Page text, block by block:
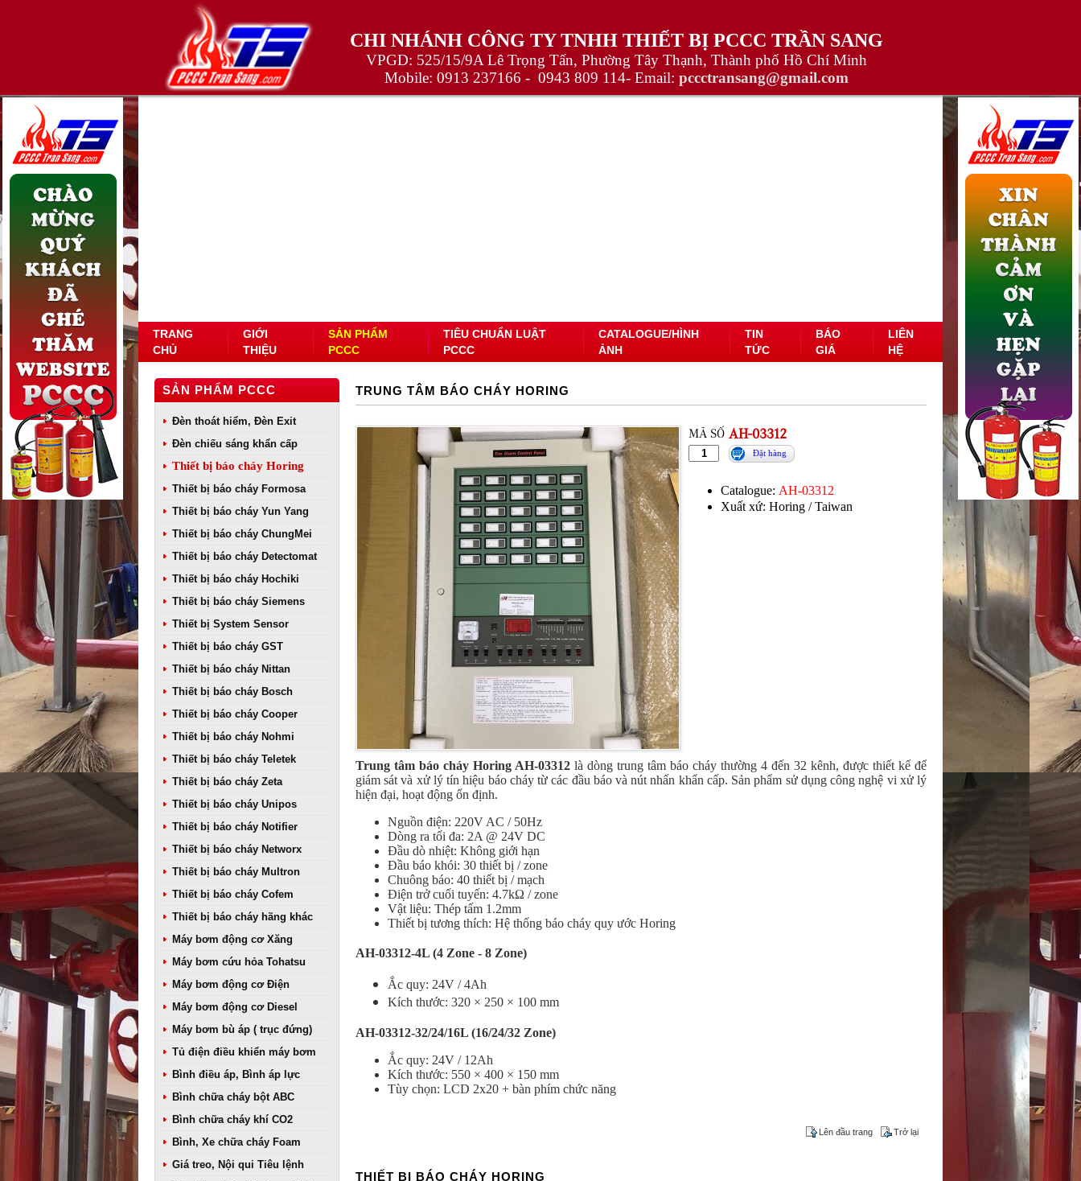
CHI NHÁNH CÔNG TY TNHH THIẾT BỊ PCCC TRẦN SANG
VPGD: 525/15/9A Lê Trọng Tấn, Phường Tây Thạnh, Thành phố Hồ Chí Minh
Mobile: 0913 237166 - 0943 809 114- Email: pccctransang@gmail.com
TRANG
CHỦ
GIỚI
THIỆU
SẢN PHẨM
PCCC
TIÊU CHUẨN LUẬT
PCCC
CATALOGUE/HÌNH
ẢNH
TIN
TỨC
BÁO
GIÁ
LIÊN
HỆ
SẢN PHẨM PCCC
Đèn thoát hiểm, Đèn Exit
Đèn chiếu sáng khẩn cấp
Thiết bị báo cháy Horing
Thiết bị báo cháy Formosa
Thiết bị báo cháy Yun Yang
Thiết bị báo cháy ChungMei
Thiết bị báo cháy Detectomat
Thiết bị báo cháy Hochiki
Thiết bị báo cháy Siemens
Thiết bị System Sensor
Thiết bị báo cháy GST
Thiết bị báo cháy Nittan
Thiết bị báo cháy Bosch
Thiết bị báo cháy Cooper
Thiết bị báo cháy Nohmi
Thiết bị báo cháy Teletek
Thiết bị báo cháy Zeta
Thiết bị báo cháy Unipos
Thiết bị báo cháy Notifier
Thiết bị báo cháy Networx
Thiết bị báo cháy Multron
Thiết bị báo cháy Cofem
Thiết bị báo cháy hãng khác
Máy bơm động cơ Xăng
Máy bơm cứu hỏa Tohatsu
Máy bơm động cơ Điện
Máy bơm động cơ Diesel
Máy bơm bù áp ( trục đứng)
Tủ điện điều khiển máy bơm
Bình điều áp, Bình áp lực
Bình chữa cháy bột ABC
Bình chữa cháy khí CO2
Bình, Xe chữa cháy Foam
Giá treo, Nội qui Tiêu lệnh
TRUNG TÂM BÁO CHÁY HORING
MÃ SỐ AH-03312
Đặt hàng
Catalogue: AH-03312
Xuất xứ: Horing / Taiwan
Trung tâm báo cháy Horing AH-03312 là dòng trung tâm báo cháy thường 4 đến 32 kênh, được thiết kế để
giám sát và xử lý tín hiệu báo cháy từ các đầu báo và nút nhấn khẩn cấp. Sản phẩm sử dụng công nghệ vi xử lý
hiện đại, hoạt động ổn định.
Nguồn điện: 220V AC / 50Hz
Dòng ra tối đa: 2A @ 24V DC
Đầu dò nhiệt: Không giới hạn
Đầu báo khói: 30 thiết bị / zone
Chuông báo: 40 thiết bị / mạch
Điện trở cuối tuyến: 4.7kΩ / zone
Vật liệu: Thép tấm 1.2mm
Thiết bị tương thích: Hệ thống báo cháy quy ước Horing
AH-03312-4L (4 Zone - 8 Zone)
Ắc quy: 24V / 4Ah
Kích thước: 320 × 250 × 100 mm
AH-03312-32/24/16L (16/24/32 Zone)
Ắc quy: 24V / 12Ah
Kích thước: 550 × 400 × 150 mm
Tùy chọn: LCD 2x20 + bàn phím chức năng
Lên đầu trang Trở lại
THIẾT BỊ BÁO CHÁY HORING